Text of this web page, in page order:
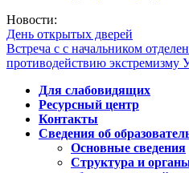
Новости:
День открытых дверей
Встреча с с начальником
противодействию
Для слабовидящих
Ресурсный центр
Контакты
Сведения об
Основные сведения
Структура и